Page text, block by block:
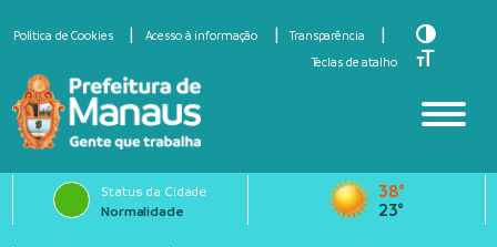
Política de Cookies Acesso à informação
Transparência
Teclas de atalho
Toggle
Toggle
Status da Cidade
Normalidade
38°
23°